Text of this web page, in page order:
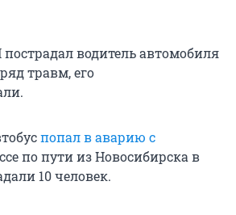
пострадал водитель автомобиля
травм, его
попал в аварию с
по пути из Новосибирска в
10 человек.